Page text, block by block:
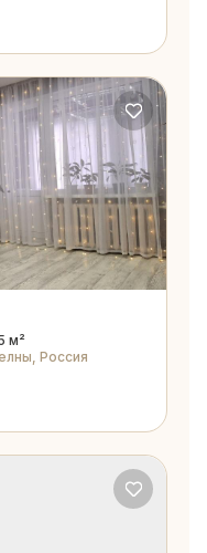
м²
Россия